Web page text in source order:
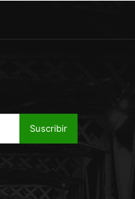
Suscribir